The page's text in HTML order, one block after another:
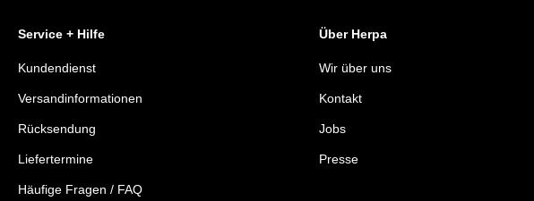
Service + Hilfe
Kundendienst
Versandinformationen
Rücksendung
Liefertermine
Häufige Fragen / FAQ
Über Herpa
Wir über uns
Kontakt
Jobs
Presse